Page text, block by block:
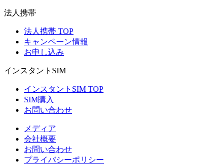
法人携帯
法人携帯 TOP
キャンペーン情報
お申し込み
インスタントSIM
インスタントSIM TOP
SIM購入
お問い合わせ
メディア
会社概要
お問い合わせ
プライバシーポリシー